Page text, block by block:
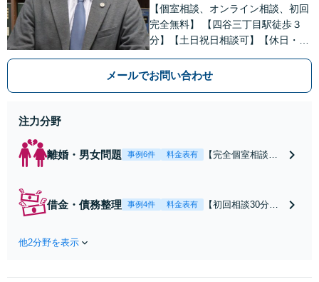
【個室相談、オンライン相談、初回
完全無料】 【四谷三丁目駅徒歩３
分】【土日祝日相談可】【休日・夜
ＧＢＴパートナーシップ契約書作
メールでお問い合わせ
注力分野
離婚・男女問題 事例6件 料金表有
【完全個室相談】
を解決に導きま
借金・債務整理 事例4件 料金表有
【初回相談30分無
できます。仮想通
他2分野を表示